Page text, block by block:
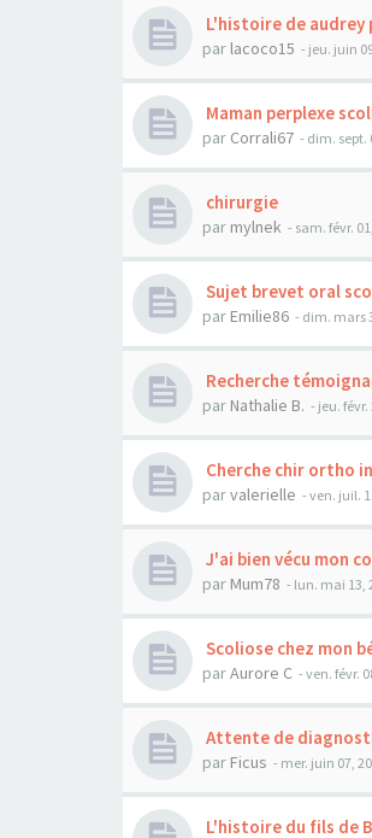
L'histoire de audrey
par lacoco15 - jeu. juin
Maman perplexe
par Corrali67 - dim. sept.
chirurgie
par mylnek - sam. févr.
Sujet brevet oral
par Emilie86 - dim. mars
Recherche
par Nathalie B. - jeu. févr.
Cherche chir ortho
parvalerielle - ven. juil.
J'ai bien vécu mon
par Mum78 - lun. mai 13,
Scoliose chez mon
parAurore C - ven. févr.
Attente de
par Ficus - mer. juin 07,
L'histoire du fils de